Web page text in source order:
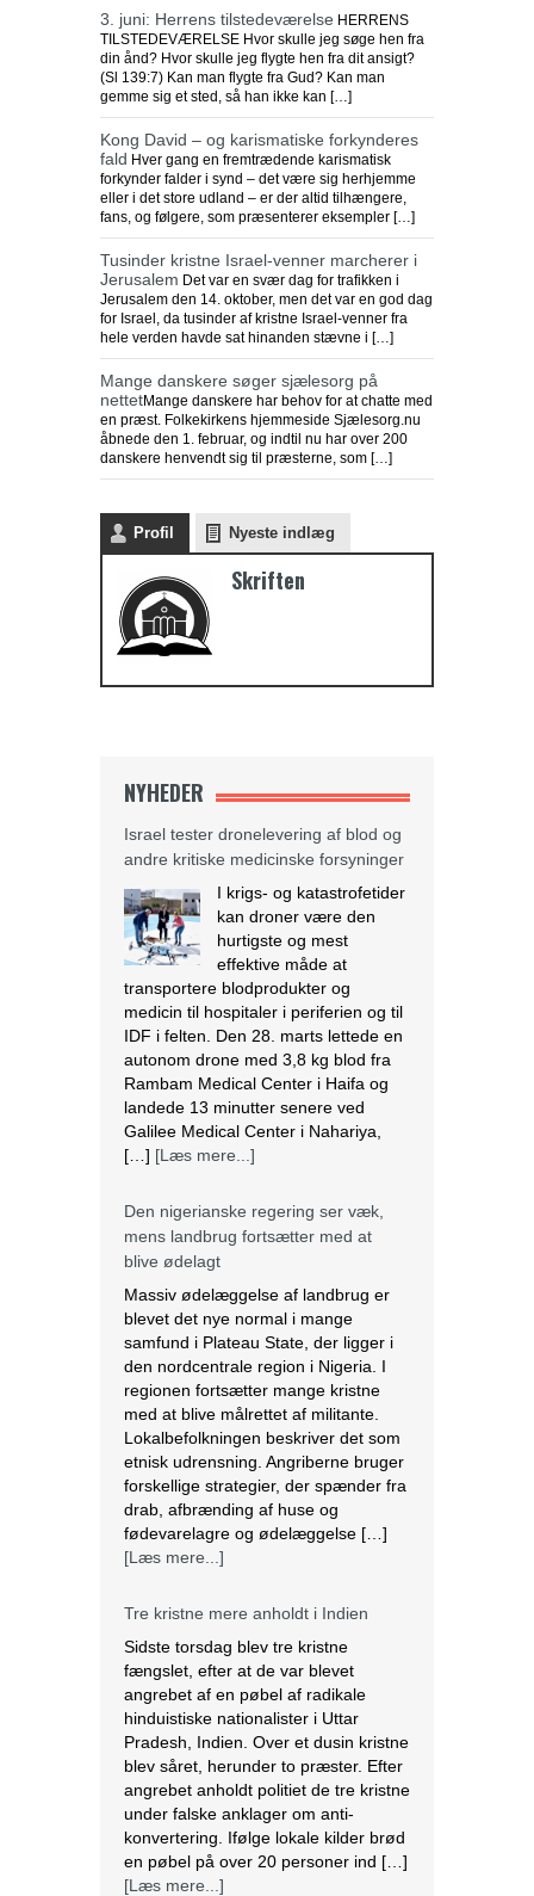
3. juni: Herrens tilstedeværelse HERRENS
TILSTEDEVÆRELSE Hvor skulle jeg søge hen fra
din ånd? Hvor skulle jeg flygte hen fra dit ansigt?
(Sl 139:7) Kan man flygte fra Gud? Kan man
gemme sig et sted, så han ikke kan […]
Kong David – og karismatiske forkynderes
fald Hver gang en fremtrædende karismatisk
forkynder falder i synd – det være sig herhjemme
eller i det store udland – er der altid tilhængere,
fans, og følgere, som præsenterer eksempler […]
Tusinder kristne Israel-venner marcherer i
Jerusalem Det var en svær dag for trafikken i
Jerusalem den 14. oktober, men det var en god dag
for Israel, da tusinder af kristne Israel-venner fra
hele verden havde sat hinanden stævne i […]
Mange danskere søger sjælesorg på
nettetMange danskere har behov for at chatte med
en præst. Folkekirkens hjemmeside Sjælesorg.nu
åbnede den 1. februar, og indtil nu har over 200
danskere henvendt sig til præsterne, som […]
Profil Nyeste indlæg
Skriften
NYHEDER
Israel tester dronelevering af blod og
andre kritiske medicinske forsyninger
I krigs- og katastrofetider
kan droner være den
hurtigste og mest
effektive måde at
transportere blodprodukter og
medicin til hospitaler i periferien og til
IDF i felten. Den 28. marts lettede en
autonom drone med 3,8 kg blod fra
Rambam Medical Center i Haifa og
landede 13 minutter senere ved
Galilee Medical Center i Nahariya,
[…] [Læs mere...]
Den nigerianske regering ser væk,
mens landbrug fortsætter med at
blive ødelagt
Massiv ødelæggelse af landbrug er
blevet det nye normal i mange
samfund i Plateau State, der ligger i
den nordcentrale region i Nigeria. I
regionen fortsætter mange kristne
med at blive målrettet af militante.
Lokalbefolkningen beskriver det som
etnisk udrensning. Angriberne bruger
forskellige strategier, der spænder fra
drab, afbrænding af huse og
fødevarelagre og ødelæggelse […]
[Læs mere...]
Tre kristne mere anholdt i Indien
Sidste torsdag blev tre kristne
fængslet, efter at de var blevet
angrebet af en pøbel af radikale
hinduistiske nationalister i Uttar
Pradesh, Indien. Over et dusin kristne
blev såret, herunder to præster. Efter
angrebet anholdt politiet de tre kristne
under falske anklager om anti-
konvertering. Ifølge lokale kilder brød
en pøbel på over 20 personer ind […]
[Læs mere...]